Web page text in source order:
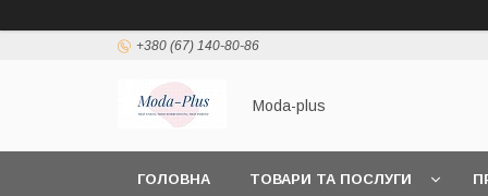
+380 (67) 140-80-86
Moda-plus
ГОЛОВНА ТОВАРИ ТА ПОСЛУГИ